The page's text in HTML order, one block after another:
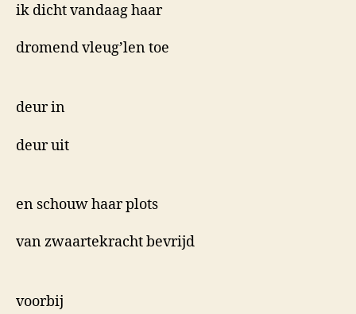
ik dicht vandaag haar
dromend vleug’len toe
deur in
deur uit
en schouw haar plots
van zwaartekracht bevrijd
voorbij